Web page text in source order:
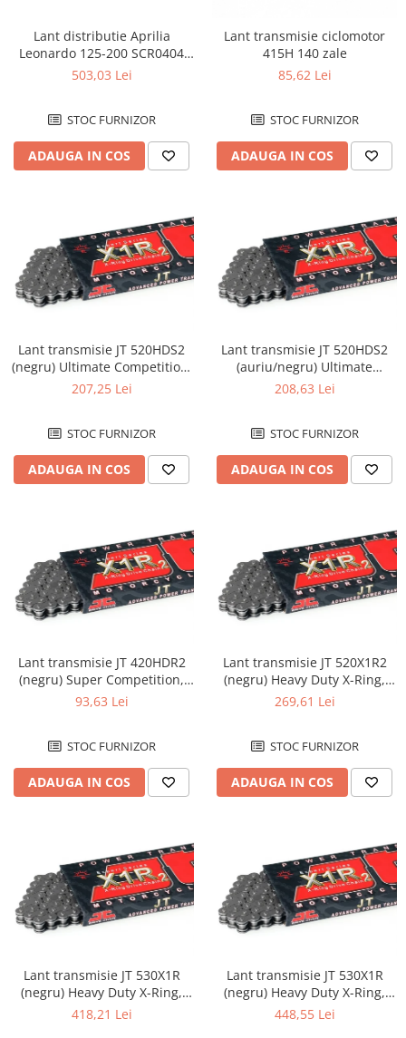
Lant distributie Aprilia
Leonardo 125-200 SCR0404
SV/ 096
503,03 Lei
STOC FURNIZOR
ADAUGA IN COS
Lant transmisie ciclomotor
415H 140 zale
85,62 Lei
STOC FURNIZOR
ADAUGA IN COS
Lant transmisie JT 520HDS2
(negru) Ultimate Competition,
L120, deschis/cheita cu
207,25 Lei
STOC FURNIZOR
ADAUGA IN COS
Lant transmisie JT 520HDS2
(auriu/negru) Ultimate
Competition, L120,
208,63 Lei
STOC FURNIZOR
ADAUGA IN COS
Lant transmisie JT 420HDR2
(negru) Super Competition,
L120, deschis/cheita cu
93,63 Lei
STOC FURNIZOR
ADAUGA IN COS
Lant transmisie JT 520X1R2
(negru) Heavy Duty X-Ring,
L112, deschis/cheita cu
269,61 Lei
STOC FURNIZOR
ADAUGA IN COS
Lant transmisie JT 530X1R
(negru) Heavy Duty X-Ring,
L110, deschis/cheita de nituit
418,21 Lei
Lant transmisie JT 530X1R
(negru) Heavy Duty X-Ring,
L118, deschis/cheita de nituit
448,55 Lei